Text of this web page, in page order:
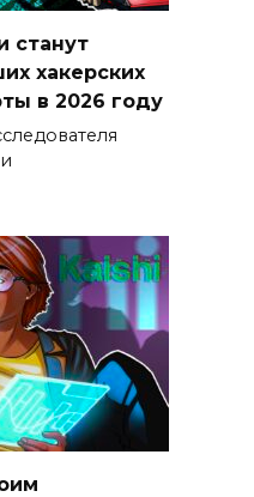
станут
хакерских
в 2026 году